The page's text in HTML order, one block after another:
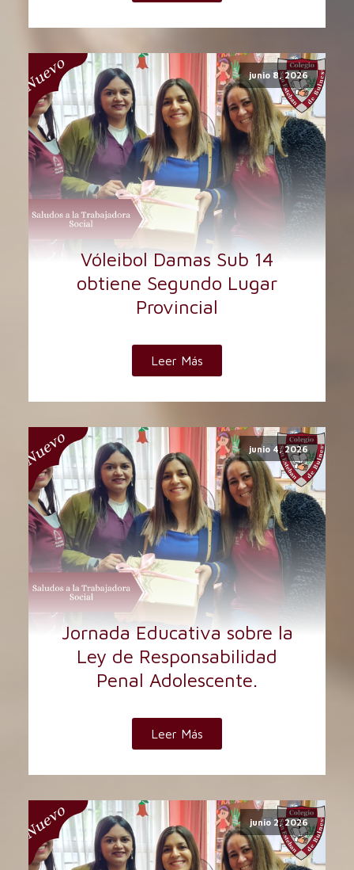
junio 8, 2026
Vóleibol Damas Sub 14
obtiene Segundo Lugar
Provincial
Leer Más
junio 4, 2026
Jornada Educativa sobre la
Ley de Responsabilidad
Penal Adolescente.
Leer Más
junio 2, 2026